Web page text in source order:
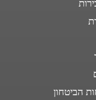
הביטחון